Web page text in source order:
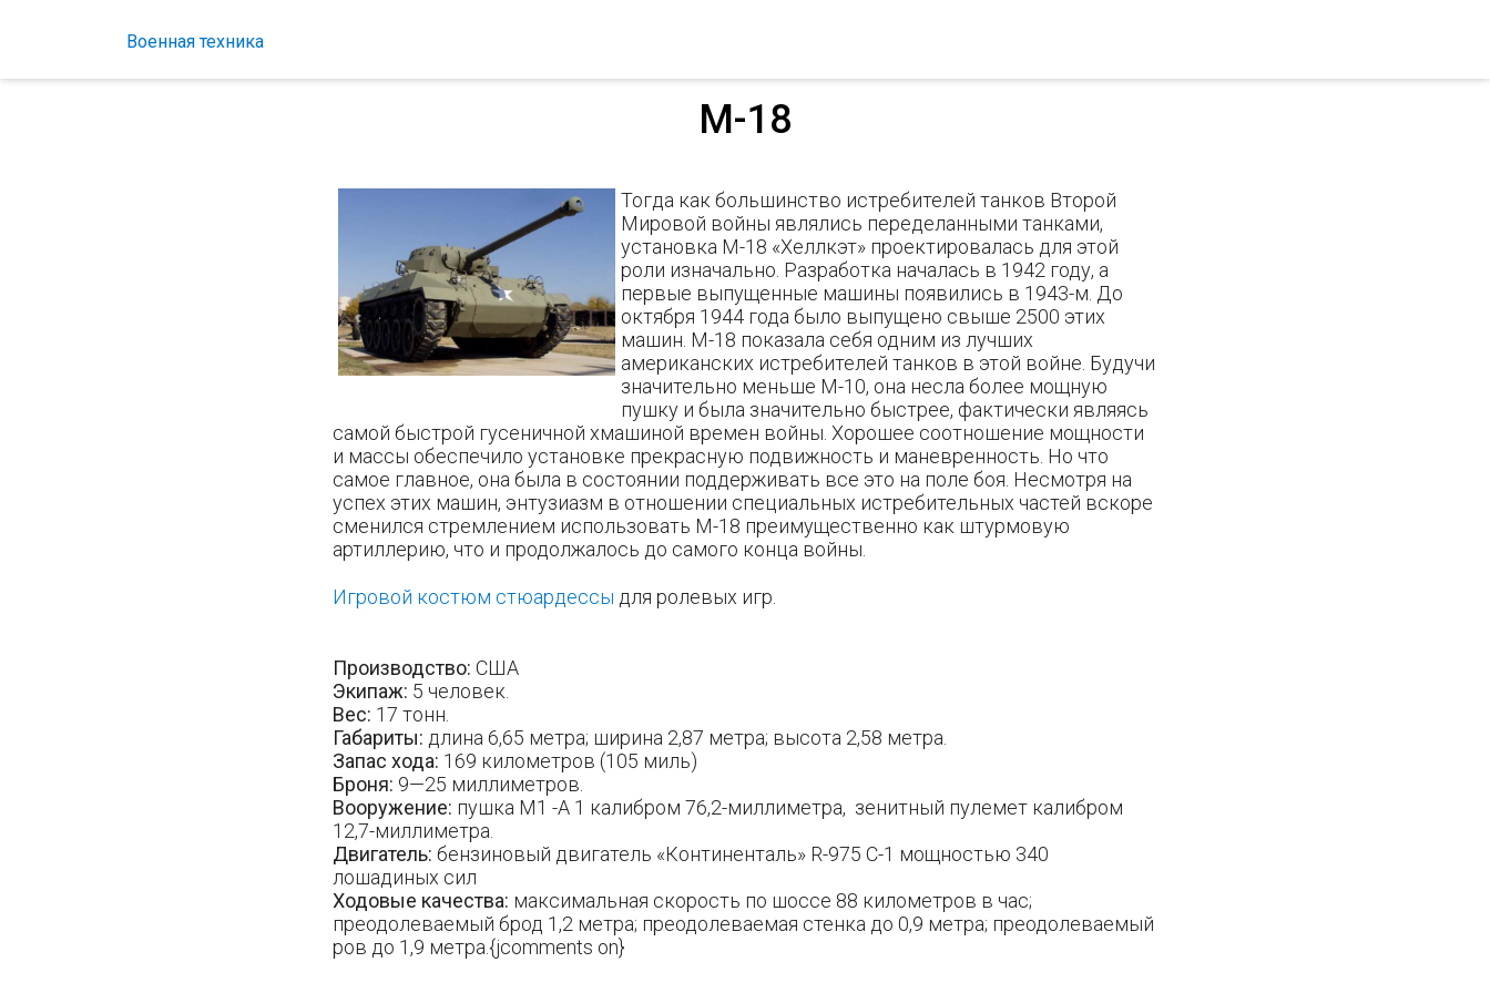
Военная техника
М-18
Тогда как большинство истребителей танков Второй
Мировой войны являлись переделанными танками,
установка М-18 «Хеллкэт» проектировалась для этой
роли изначально. Разработка началась в 1942 году, а
первые выпущенные машины появились в 1943-м. До
октября 1944 года было выпущено свыше 2500 этих
машин. М-18 показала себя одним из лучших
американских истребителей танков в этой войне. Будучи
значительно меньше М-10, она несла более мощную
пушку и была значительно быстрее, фактически являясь
самой быстрой гусеничной хмашиной времен войны. Хорошее соотношение мощности
и массы обеспечило установке прекрасную подвижность и маневренность. Но что
самое главное, она была в состоянии поддерживать все это на поле боя. Несмотря на
успех этих машин, энтузиазм в отношении специальных истребительных частей вскоре
сменился стремлением использовать М-18 преимущественно как штурмовую
артиллерию, что и продолжалось до самого конца войны.
Игровой костюм стюардессы для ролевых игр.
Производство: США
Экипаж: 5 человек.
Вес: 17 тонн.
Габариты: длина 6,65 метра; ширина 2,87 метра; высота 2,58 метра.
Запас хода: 169 километров (105 миль)
Броня: 9—25 миллиметров.
Вооружение: пушка М1 -А 1 калибром 76,2-миллиметра, зенитный пулемет калибром
12,7-миллиметра.
Двигатель: бензиновый двигатель «Континенталь» R-975 С-1 мощностью 340
лошадиных сил
Ходовые качества: максимальная скорость по шоссе 88 километров в час;
преодолеваемый брод 1,2 метра; преодолеваемая стенка до 0,9 метра; преодолеваемый
ров до 1,9 метра.{jcomments on}